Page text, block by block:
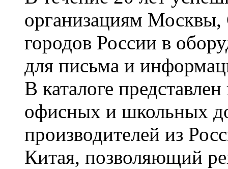
организациям Москвы,
городов России в
для письма и
В каталоге
офисных и школьных
производителей из
Китая, позволяющий